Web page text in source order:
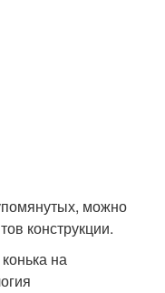
можно
конструкции.